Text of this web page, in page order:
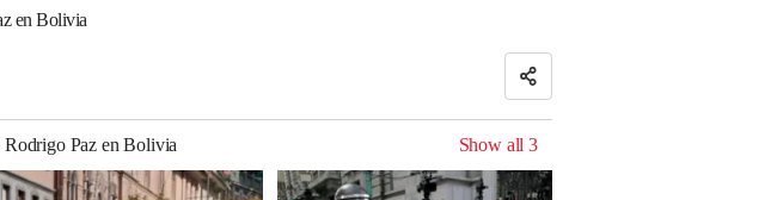
en Bolivia
Rodrigo Paz en Bolivia Show all3